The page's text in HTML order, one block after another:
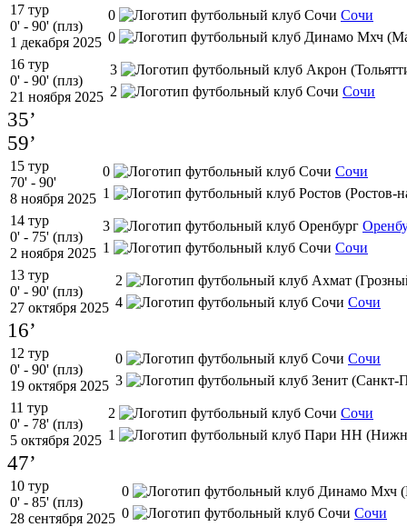
17 тур
0' - 90' (плз)
1 декабря 2025
0
Сочи
0
16 тур
0' - 90' (плз)
21 ноября 2025
3
2
Сочи
35’
59’
15 тур
70' - 90'
8 ноября 2025
0
Сочи
1
14 тур
0' - 75' (плз)
2 ноября 2025
3
1
Сочи
13 тур
0' - 90' (плз)
27 октября 2025
2
4
Сочи
16’
12 тур
0' - 90' (плз)
19 октября 2025
0
Сочи
3
11 тур
0' - 78' (плз)
5 октября 2025
2
Сочи
1
47’
10 тур
0' - 85' (плз)
28 сентября 2025
0
0
Сочи